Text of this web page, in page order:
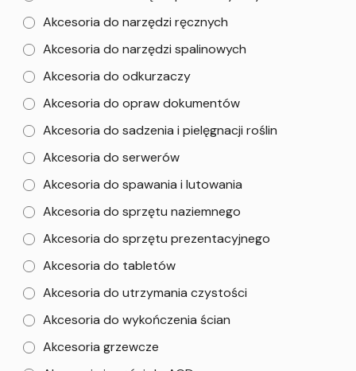
Akcesoria do narzędzi ręcznych
Akcesoria do narzędzi spalinowych
Akcesoria do odkurzaczy
Akcesoria do opraw dokumentów
Akcesoria do sadzenia i pielęgnacji roślin
Akcesoria do serwerów
Akcesoria do spawania i lutowania
Akcesoria do sprzętu naziemnego
Akcesoria do sprzętu prezentacyjnego
Akcesoria do tabletów
Akcesoria do utrzymania czystości
Akcesoria do wykończenia ścian
Akcesoria grzewcze